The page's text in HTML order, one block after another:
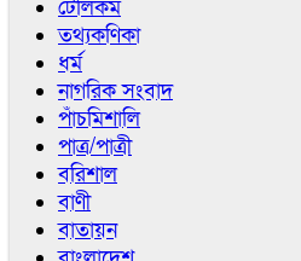
টেলিকম
তথ্যকণিকা
ধর্ম
নাগরিক সংবাদ
পাঁচমিশালি
পাত্র/পাত্রী
বরিশাল
বাণী
বাতায়ন